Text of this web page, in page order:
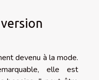
devenu à la mode.
elle est